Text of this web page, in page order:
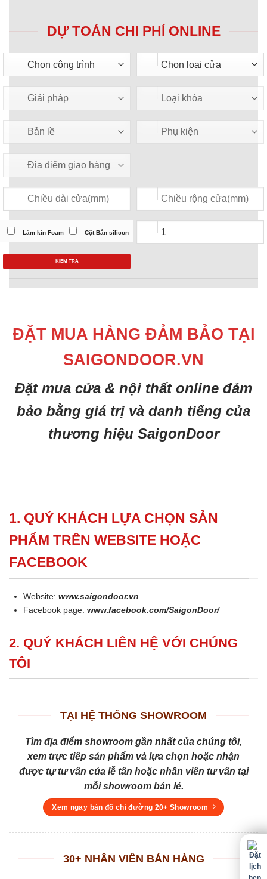
DỰ TOÁN CHI PHÍ ONLINE
Làm kín Foam Cột Bắn silicon
KIỂM TRA
ĐẶT MUA HÀNG ĐẢM BẢO TẠI
SAIGONDOOR.VN
Đặt mua cửa & nội thất online đảm
bảo bằng giá trị và danh tiếng của
thương hiệu SaigonDoor
1. QUÝ KHÁCH LỰA CHỌN SẢN
PHẨM TRÊN WEBSITE HOẶC
FACEBOOK
Website:www.saigondoor.vn
Facebook page:www.facebook.com/SaigonDoor/
2. QUÝ KHÁCH LIÊN HỆ VỚI CHÚNG
TÔI
TẠI HỆ THỐNG SHOWROOM
Tìm địa điểm showroom gần nhất của chúng tôi,
xem trực tiếp sản phẩm và lựa chọn hoặc nhận
được tự tư vấn của lễ tân hoặc nhân viên tư vấn tại
mỗi showroom bán lẻ.
Xem ngay bản đồ chỉ đường 20+ Showroom
30+ NHÂN VIÊN BÁN HÀNG